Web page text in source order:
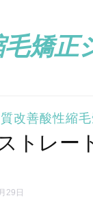
矯正
改善酸性縮
トレー
29日